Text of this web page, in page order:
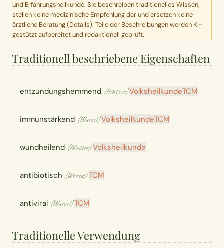
und Erfahrungsheilkunde. Sie beschreiben traditionelles Wissen,
stellen keine medizinische Empfehlung dar und ersetzen keine
ärztliche Beratung (Details). Teile der Beschreibungen werden KI-
gestützt aufbereitet und redaktionell geprüft.
Traditionell beschriebene Eigenschaften
entzündungshemmend (Blätter) VolksheilkundeTCM
immunstärkend (Wurzel) VolksheilkundeTCM
wundheilend (Blätter) Volksheilkunde
antibiotisch (Wurzel) TCM
antiviral (Wurzel) TCM
Traditionelle Verwendung